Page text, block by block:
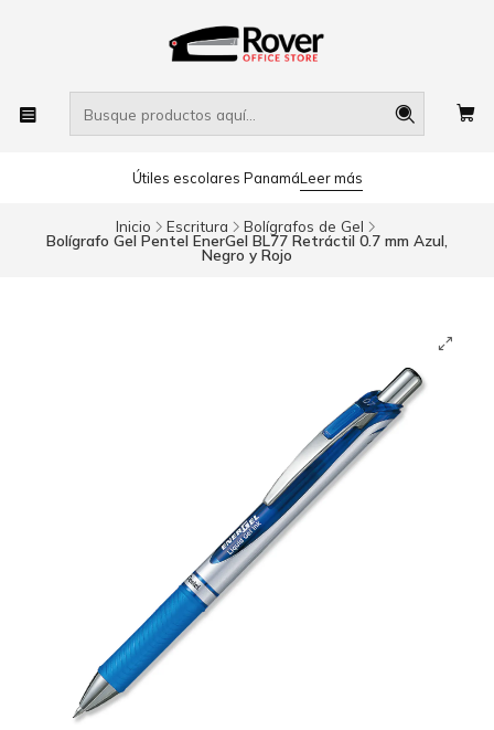
Útiles escolares PanamáLeer más
Inicio Escritura Bolígrafos de Gel
Bolígrafo Gel Pentel EnerGel BL77 Retráctil 0.7 mm Azul,
Negro y Rojo